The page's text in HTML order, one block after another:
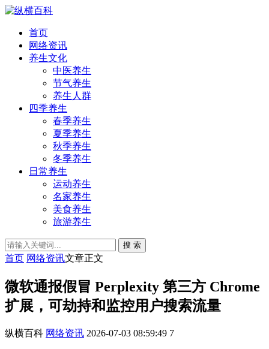
首页
网络资讯
养生文化
中医养生
节气养生
养生人群
四季养生
春季养生
夏季养生
秋季养生
冬季养生
日常养生
运动养生
名家养生
美食养生
旅游养生
搜 索
首页 网络资讯文章正文
微软通报假冒 Perplexity 第三方 Chrome
扩展，可劫持和监控用户搜索流量
纵横百科 网络资讯 2026-07-03 08:59:49 7